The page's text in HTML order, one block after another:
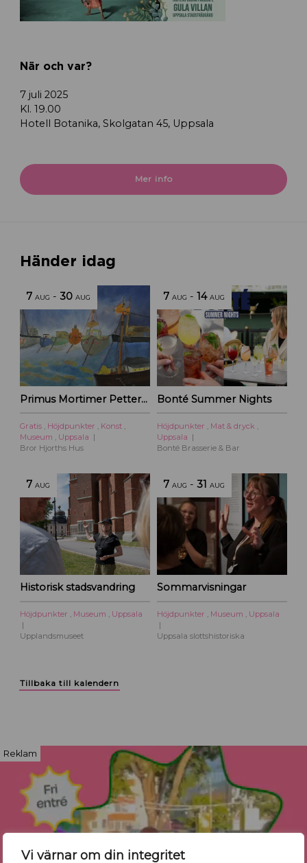
Vi värnar om din integritet
När och var?
7 juli 2025
Kl. 19.00
Hotell Botanika, Skolgatan 45, Uppsala
Mer info
Händer idag
7 AUG -30 AUG
Primus Mortimer Pettersson
Gratis , Höjdpunkter , Konst ,
Museum , Uppsala
Bror Hjorths Hus
7 AUG -14 AUG
Bonté Summer Nights
Höjdpunkter , Mat & dryck ,
Uppsala
Bonté Brasserie & Bar
7 AUG
Historisk stadsvandring
Höjdpunkter , Museum , Uppsala
Upplandsmuseet
7 AUG -31 AUG
Sommarvisningar
Höjdpunkter , Museum , Uppsala
Uppsala slottshistoriska
Tillbaka till kalendern
Reklam